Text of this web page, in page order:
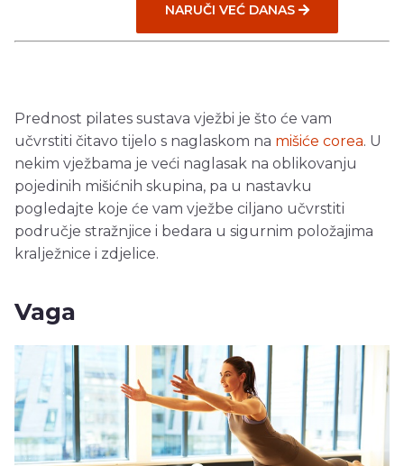
NARUČI VEĆ DANAS
Prednost pilates sustava vježbi je što će vam
učvrstiti čitavo tijelo s naglaskom na mišiće corea. U
nekim vježbama je veći naglasak na oblikovanju
pojedinih mišićnih skupina, pa u nastavku
pogledajte koje će vam vježbe ciljano učvrstiti
područje stražnjice i bedara u sigurnim položajima
kralježnice i zdjelice.
Vaga